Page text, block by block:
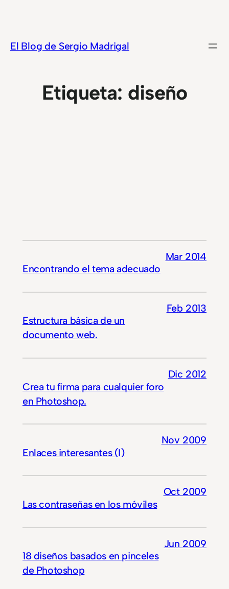
contenido
El Blog de Sergio Madrigal
Etiqueta: diseño
Encontrando el tema adecuado
Mar 2014
Estructura básica de un
documento web.
Feb 2013
Crea tu firma para cualquier foro
en Photoshop.
Dic 2012
Enlaces interesantes (I)
Nov 2009
Las contraseñas en los móviles
Oct 2009
18 diseños basados en pinceles
de Photoshop
Jun 2009